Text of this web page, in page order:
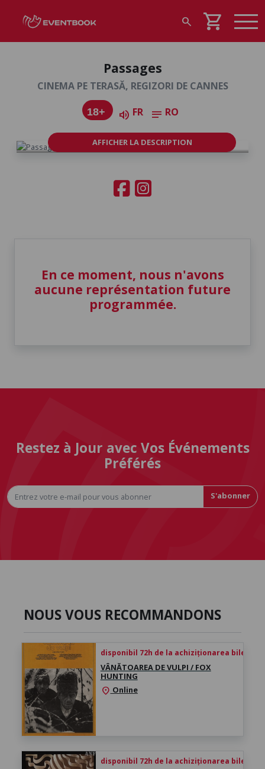
search shopping_cart
Passages
CINEMA PE TERASĂ, REGIZORI DE CANNES
18+ volume_up FR notes RO
AFFICHER LA DESCRIPTION
En ce moment, nous n'avons
aucune représentation future
programmée.
Restez à Jour avec Vos Événements
Préférés
S'abonner
NOUS VOUS RECOMMANDONS
disponibil 72h de la achiziționarea biletului
VÂNĂTOAREA DE VULPI / FOX
HUNTING
location_on Online
disponibil 72h de la achiziționarea biletului